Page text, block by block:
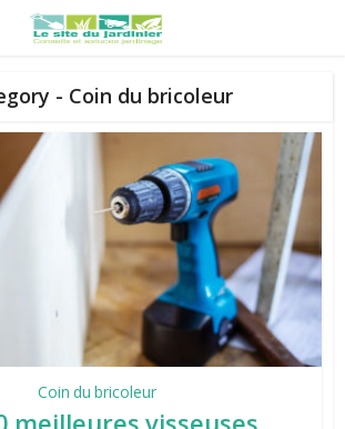
- Coin du bricoleur
Coin du bricoleur
meilleures visseuses